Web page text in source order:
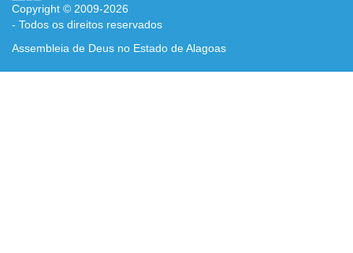
Copyright © 2009-2026
- Todos os direitos reservados
Assembleia de Deus no Estado de Alagoas